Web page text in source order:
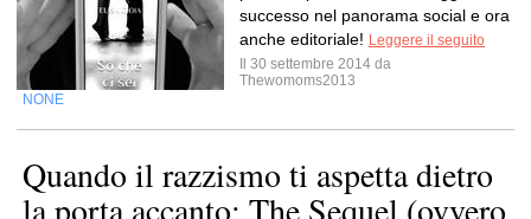
successo nel panorama social e ora
anche editoriale! Leggere il seguito
Il 30 settembre 2014 da
Thewomoms2013
NONE
Quando il razzismo ti aspetta dietro
la porta accanto: The Sequel (ovvero